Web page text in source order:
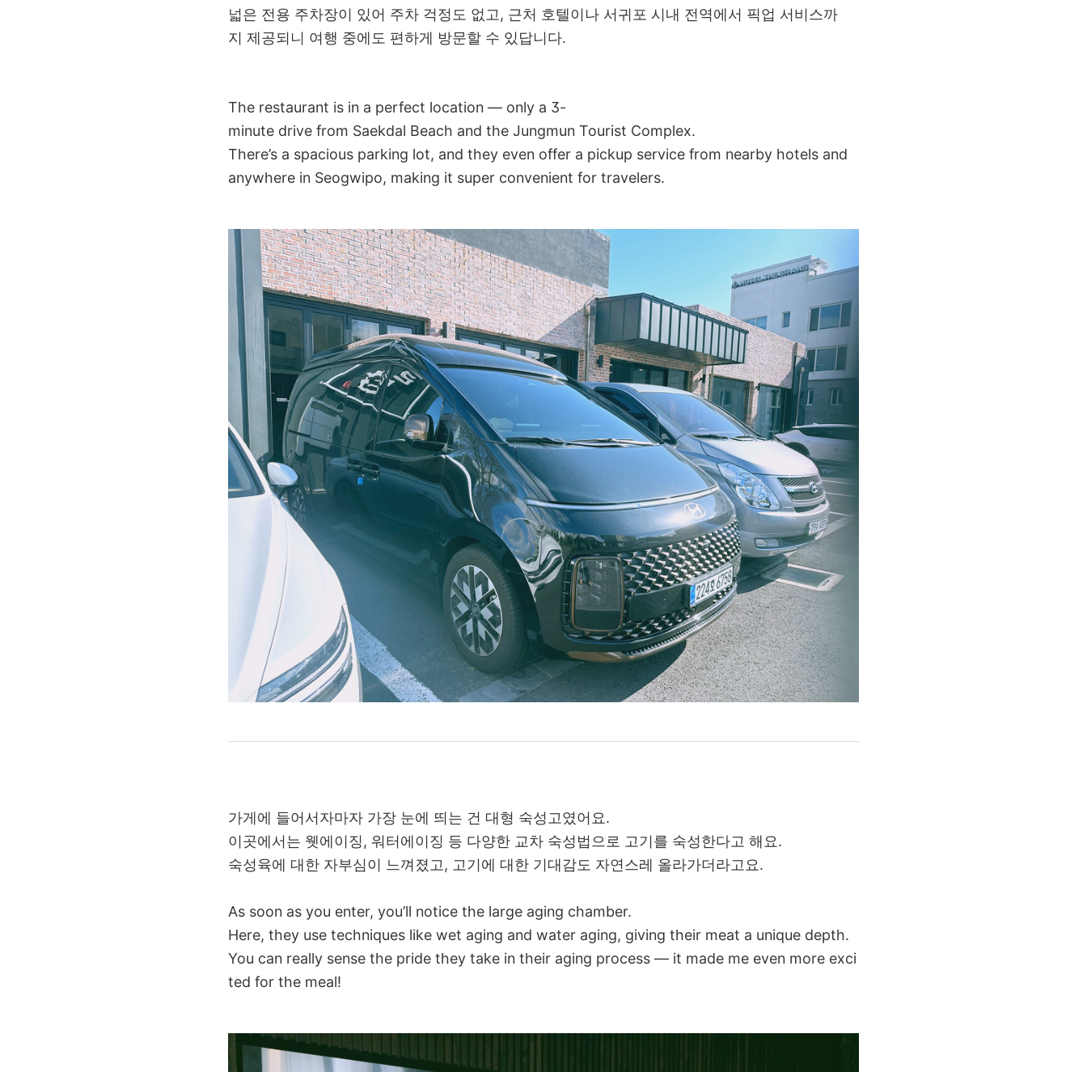
넓은 전용 주차장이 있어 주차 걱정도 없고, 근처 호텔이나 서귀포 시내 전역에서 픽업 서비스까
지 제공되니 여행 중에도 편하게 방문할 수 있답니다.
The restaurant is in a perfect location — only a 3-
minute drive from Saekdal Beach and the Jungmun Tourist Complex.
There’s a spacious parking lot, and they even offer a pickup service from nearby hotels and
anywhere in Seogwipo, making it super convenient for travelers.
가게에 들어서자마자 가장 눈에 띄는 건 대형 숙성고였어요.
이곳에서는 웻에이징, 워터에이징 등 다양한 교차 숙성법으로 고기를 숙성한다고 해요.
숙성육에 대한 자부심이 느껴졌고, 고기에 대한 기대감도 자연스레 올라가더라고요.
As soon as you enter, you’ll notice the large aging chamber.
Here, they use techniques like wet aging and water aging, giving their meat a unique depth.
You can really sense the pride they take in their aging process — it made me even more exci
ted for the meal!